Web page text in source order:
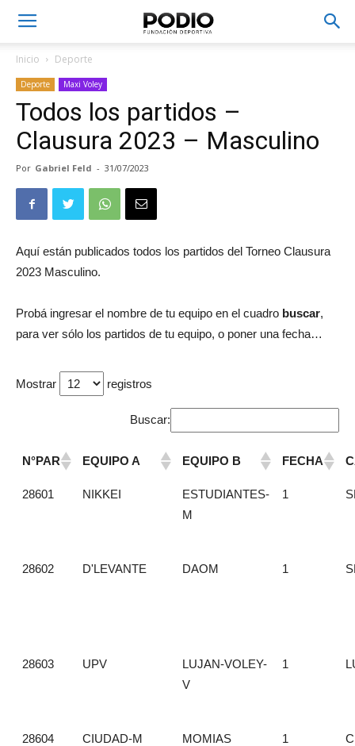
Inicio Deporte
Deporte Maxi Voley
Todos los partidos –
Clausura 2023 – Masculino
Por Gabriel Feld - 31/07/2023
Aquí están publicados todos los partidos del Torneo Clausura
2023 Masculino.
Probá ingresar el nombre de tu equipo en el cuadro buscar,
para ver sólo los partidos de tu equipo, o poner una fecha…
Mostrar registros
Buscar:
N°PAR EQUIPO A EQUIPO B FECHA
28601 NIKKEI
ESTUDIANTES-
M
1
28602 D'LEVANTE DAOM 1
28603 UPV
LUJAN-VOLEY-
V
1
28604 CIUDAD-M MOMIAS 1